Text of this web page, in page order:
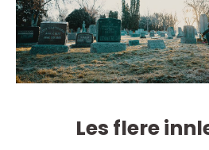
Les flere